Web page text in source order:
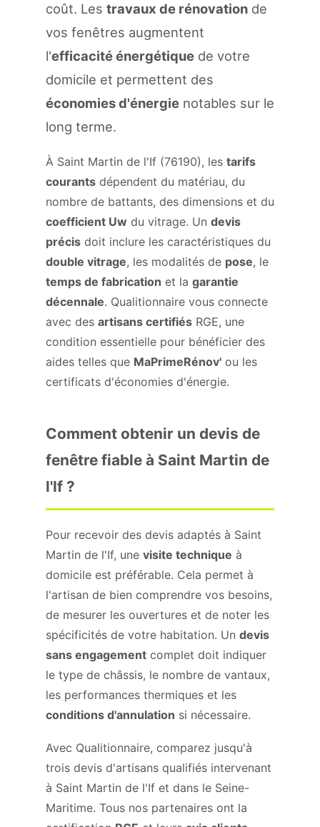
coût. Les travaux de rénovation de
vos fenêtres augmentent
l'efficacité énergétique de votre
domicile et permettent des
économies d'énergie notables sur le
long terme.
À Saint Martin de l'If (76190), les tarifs
courants dépendent du matériau, du
nombre de battants, des dimensions et du
coefficient Uw du vitrage. Un devis
précis doit inclure les caractéristiques du
double vitrage, les modalités de pose, le
temps de fabrication et la garantie
décennale. Qualitionnaire vous connecte
avec des artisans certifiés RGE, une
condition essentielle pour bénéficier des
aides telles que MaPrimeRénov' ou les
certificats d'économies d'énergie.
Comment obtenir un devis de
fenêtre fiable à Saint Martin de
l'If ?
Pour recevoir des devis adaptés à Saint
Martin de l'If, une visite technique à
domicile est préférable. Cela permet à
l'artisan de bien comprendre vos besoins,
de mesurer les ouvertures et de noter les
spécificités de votre habitation. Un devis
sans engagement complet doit indiquer
le type de châssis, le nombre de vantaux,
les performances thermiques et les
conditions d'annulation si nécessaire.
Avec Qualitionnaire, comparez jusqu'à
trois devis d'artisans qualifiés intervenant
à Saint Martin de l'If et dans le Seine-
Maritime. Tous nos partenaires ont la